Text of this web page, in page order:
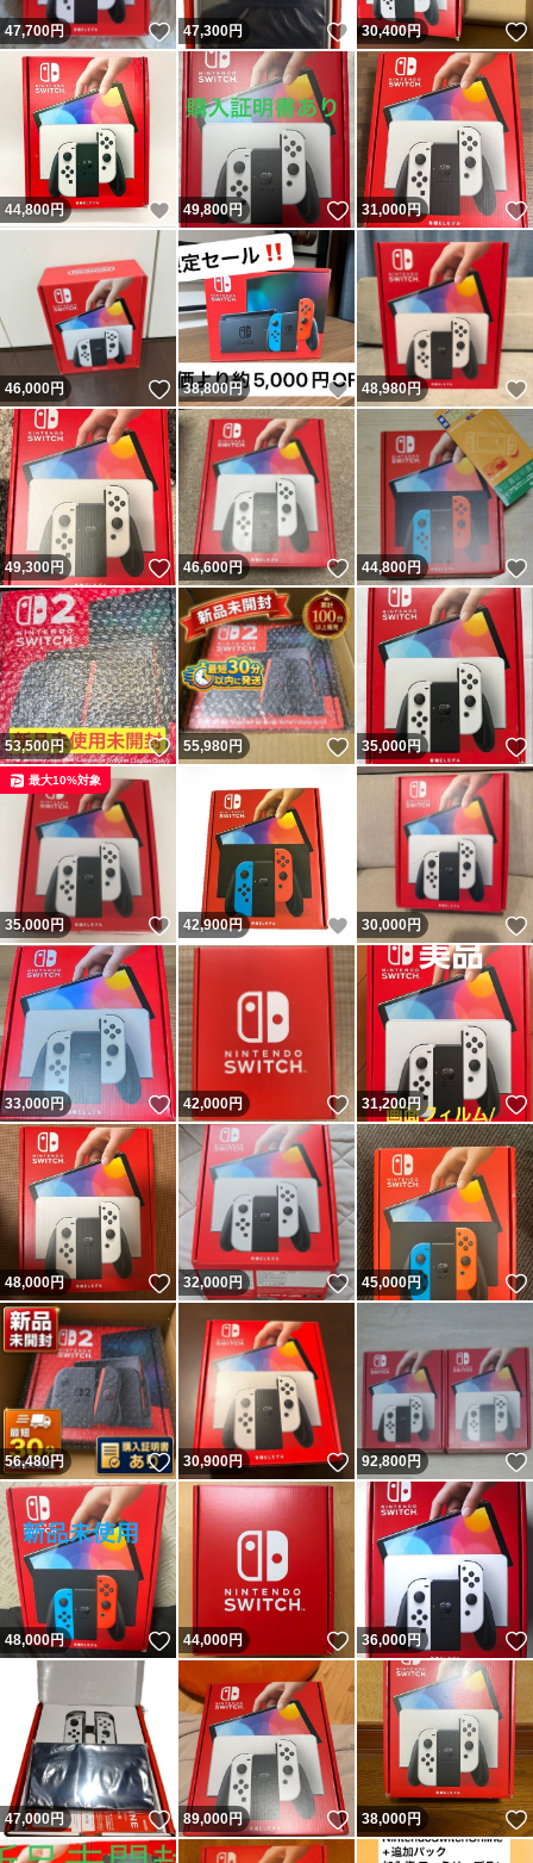
47,700円 いいね！
47,300円 いいね！
30,400円
44,800円 いいね！
49,800円 いいね！
31,000円
46,000円 いいね！
38,800円 いいね！
48,980円
49,300円 いいね！
46,600円 いいね！
44,800円
53,500円 いいね！
55,980円 いいね！
35,000円
35,000円 いいね！
最大10%対象
42,900円 いいね！
30,000円
33,000円 いいね！
42,000円 いいね！
31,200円
48,000円 いいね！
32,000円 いいね！
45,000円
56,480円 いいね！
30,900円 いいね！
92,800円
48,000円 いいね！
44,000円 いいね！
36,000円
47,000円 いいね！
89,000円 いいね！
38,000円